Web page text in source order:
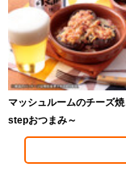
マッシュルームのチーズ
stepおつまみ～